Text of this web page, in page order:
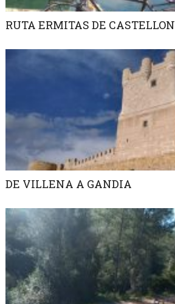
RUTA ERMITAS DE CASTELLON
DE VILLENA A GANDIA